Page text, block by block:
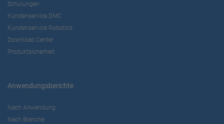
Schulungen
Kundenservice DMC
Kundenservice Robotics
Download Center
Produktsicherheit
Anwendungsberichte
Nach Anwendung
Nach Branche